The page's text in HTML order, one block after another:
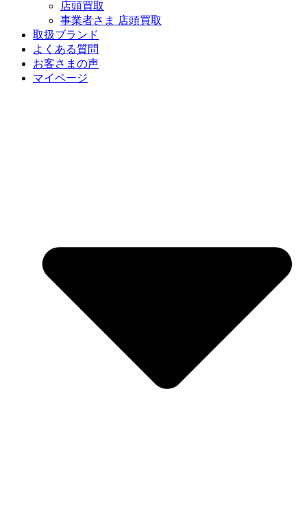
店頭買取
事業者さま 店頭買取
取扱ブランド
よくある質問
お客さまの声
マイページ